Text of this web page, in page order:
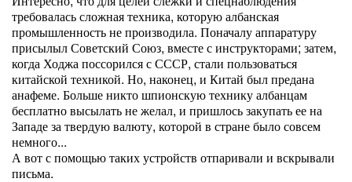
требовалась сложная техника, которую албанская
промышленность не производила. Поначалу аппаратуру
присылыл Советский Союз, вместе с инструкторами; затем,
когда Ходжа поссорился с СССР, стали пользоваться
китайской техникой. Но, наконец, и Китай был предана
анафеме. Больше никто шпионскую технику албанцам
бесплатно высылать не желал, и пришлось закупать ее на
Западе за твердую валюту, которой в стране было совсем
немного...
А вот с помощью таких устройств отпаривали и вскрывали
письма.